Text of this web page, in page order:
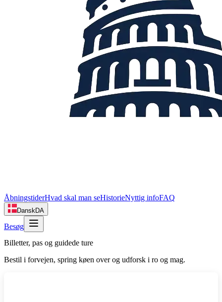
ÅbningstiderHvad skal man seHistorieNyttig infoFAQ
DanskDA
Besøg
Billetter, pas og guidede ture
Bestil i forvejen, spring køen over og udforsk i ro og mag.